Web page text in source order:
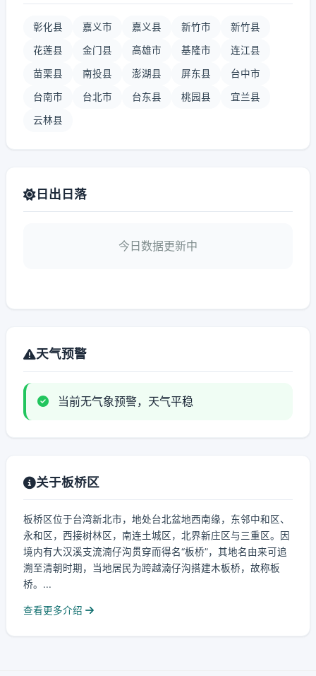
彰化县 嘉义市 嘉义县 新竹市 新竹县
花莲县 金门县 高雄市 基隆市 连江县
苗栗县 南投县 澎湖县 屏东县 台中市
台南市 台北市 台东县 桃园县 宜兰县
云林县
日出日落
今日数据更新中
天气预警
当前无气象预警，天气平稳
关于板桥区
板桥区位于台湾新北市，地处台北盆地西南缘，东邻中和区、
永和区，西接树林区，南连土城区，北界新庄区与三重区。因
境内有大汉溪支流湳仔沟贯穿而得名“板桥”，其地名由来可追
溯至清朝时期，当地居民为跨越湳仔沟搭建木板桥，故称板
桥。...
查看更多介绍